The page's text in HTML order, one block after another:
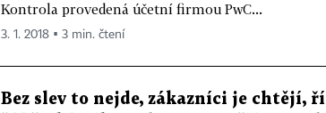
Kontrola provedená účetní firmou PwC...
3. 1. 2018 ▪ 3 min. čtení
Bez slev to nejde, zákazníci je chtějí,